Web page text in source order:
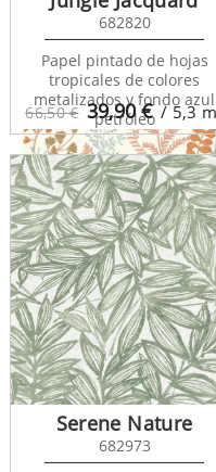
La Foret 102924366
66,50 € 39,90€ / 5,3
682820
Papel pintado de hojas
tropicales de colores
metalizados y fondo azul
petróleo
Serene Nature
682973